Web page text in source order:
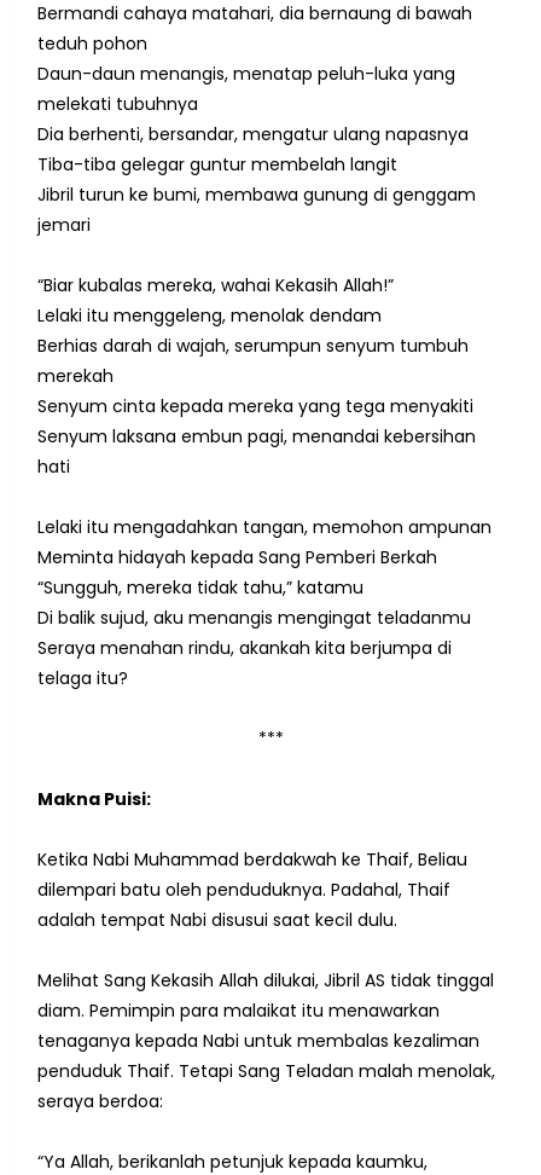
Bermandi cahaya matahari, dia bernaung di bawah
teduh pohon
Daun-daun menangis, menatap peluh-luka yang
melekati tubuhnya
Dia berhenti, bersandar, mengatur ulang napasnya
Tiba-tiba gelegar guntur membelah langit
Jibril turun ke bumi, membawa gunung di genggam
jemari
“Biar kubalas mereka, wahai Kekasih Allah!”
Lelaki itu menggeleng, menolak dendam
Berhias darah di wajah, serumpun senyum tumbuh
merekah
Senyum cinta kepada mereka yang tega menyakiti
Senyum laksana embun pagi, menandai kebersihan
hati
Lelaki itu mengadahkan tangan, memohon ampunan
Meminta hidayah kepada Sang Pemberi Berkah
“Sungguh, mereka tidak tahu,” katamu
Di balik sujud, aku menangis mengingat teladanmu
Seraya menahan rindu, akankah kita berjumpa di
telaga itu?
***
Makna Puisi:
Ketika Nabi Muhammad berdakwah ke Thaif, Beliau
dilempari batu oleh penduduknya. Padahal, Thaif
adalah tempat Nabi disusui saat kecil dulu.
Melihat Sang Kekasih Allah dilukai, Jibril AS tidak tinggal
diam. Pemimpin para malaikat itu menawarkan
tenaganya kepada Nabi untuk membalas kezaliman
penduduk Thaif. Tetapi Sang Teladan malah menolak,
seraya berdoa:
“Ya Allah, berikanlah petunjuk kepada kaumku,